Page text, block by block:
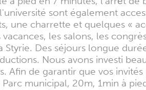
sont également
une charrette et quelques «
les salons, les
Des séjours longue
Nous avons investi
Afin de garantir que vos
municipal, 20m, 1min à